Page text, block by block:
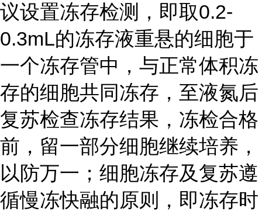
议设置冻存检测，即取0.2-
0.3mL的冻存液重悬的细胞于
一个冻存管中，与正常体积冻
存的细胞共同冻存，至液氮后
复苏检查冻存结果，冻检合格
前，留一部分细胞继续培养，
以防万一；细胞冻存及复苏遵
循慢冻快融的原则，即冻存时